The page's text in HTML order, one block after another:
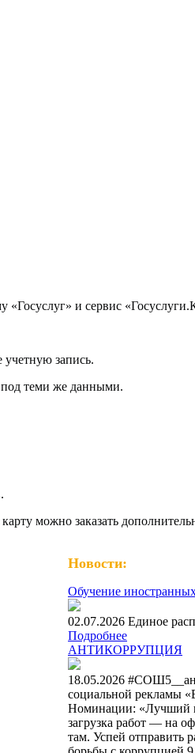
и сервис
учетную запись.
под теми же данными.
можно заказать
Новости:
Обучение
02.07.2026 Единое
Подробнее
АНТИКОРРУПЦИЯ
18.05.2026
социальной рекламы
Номинации: «Лучший
загрузка работ — на
там. Успей отправить